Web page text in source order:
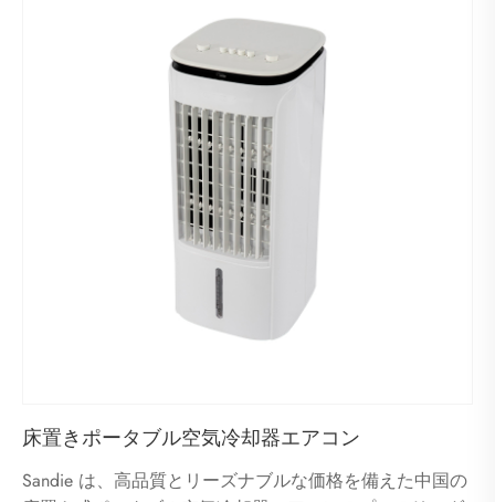
床置きポータブル空気冷却器エアコン
Sandie は、高品質とリーズナブルな価格を備えた中国の